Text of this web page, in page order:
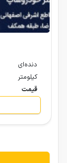
دنده‌ای
کیلومتر
قیمت